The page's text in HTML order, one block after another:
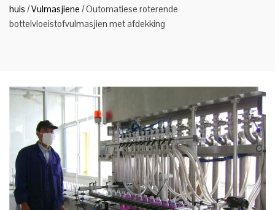
huis /Vulmasjiene /Outomatiese roterende
bottelvloeistofvulmasjien met afdekking